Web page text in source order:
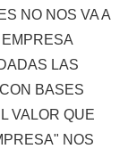
NO NOS VA A
LAS
BASES
VALOR QUE
NOS